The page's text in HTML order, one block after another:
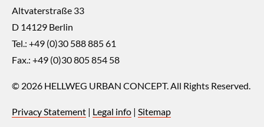
Altvaterstraße 33
D 14129 Berlin
Tel.: +49 (0)30 588 885 61
Fax.: +49 (0)30 805 854 58
© 2026 HELLWEG URBAN CONCEPT. All Rights Reserved.
Privacy Statement | Legal info | Sitemap